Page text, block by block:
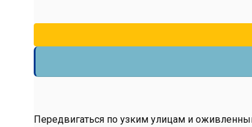
Передвигаться по узким улицам и